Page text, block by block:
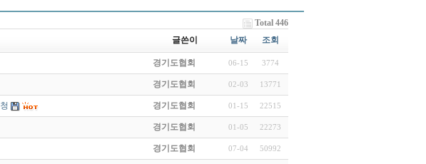
Total 446
글쓴이 날짜 조회
경기도협회 06-15 3774
경기도협회 02-03 13771
경기도협회 01-15 22515
경기도협회 01-05 22273
경기도협회 07-04 50992